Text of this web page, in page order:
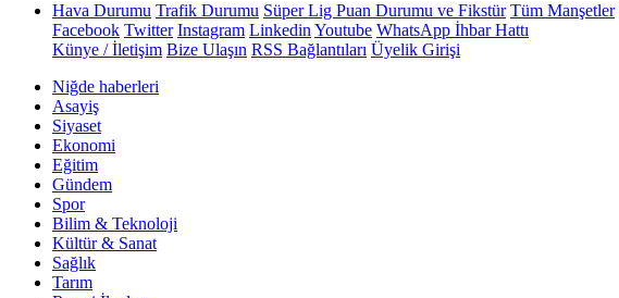
Hava Durumu Trafik Durumu Süper Lig Puan Durumu ve Fikstür Tüm Manşetler
Facebook Twitter Instagram Linkedin Youtube WhatsApp İhbar Hattı
Künye / İletişim Bize Ulaşın RSS Bağlantıları Üyelik Girişi
Niğde haberleri
Asayiş
Siyaset
Ekonomi
Eğitim
Gündem
Spor
Bilim & Teknoloji
Kültür & Sanat
Sağlık
Tarım